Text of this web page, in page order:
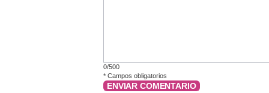
0/500
* Campos obligatorios
ENVIAR COMENTARIO